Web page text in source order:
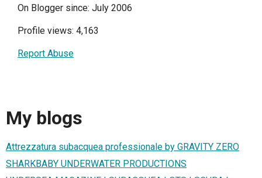
On Blogger since: July 2006
Profile views: 4,163
Report Abuse
My blogs
Attrezzatura subacquea professionale by GRAVITY ZERO
SHARKBABY UNDERWATER PRODUCTIONS